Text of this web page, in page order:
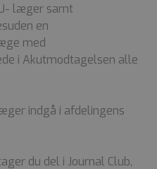
læger samt
en
med
i Akutmodtagelsen alle
indgå i afdelingens
du del i Journal Club,